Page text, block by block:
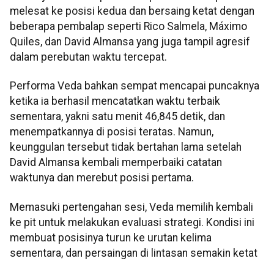
melesat ke posisi kedua dan bersaing ketat dengan
beberapa pembalap seperti Rico Salmela, Máximo
Quiles, dan David Almansa yang juga tampil agresif
dalam perebutan waktu tercepat.
Performa Veda bahkan sempat mencapai puncaknya
ketika ia berhasil mencatatkan waktu terbaik
sementara, yakni satu menit 46,845 detik, dan
menempatkannya di posisi teratas. Namun,
keunggulan tersebut tidak bertahan lama setelah
David Almansa kembali memperbaiki catatan
waktunya dan merebut posisi pertama.
Memasuki pertengahan sesi, Veda memilih kembali
ke pit untuk melakukan evaluasi strategi. Kondisi ini
membuat posisinya turun ke urutan kelima
sementara, dan persaingan di lintasan semakin ketat